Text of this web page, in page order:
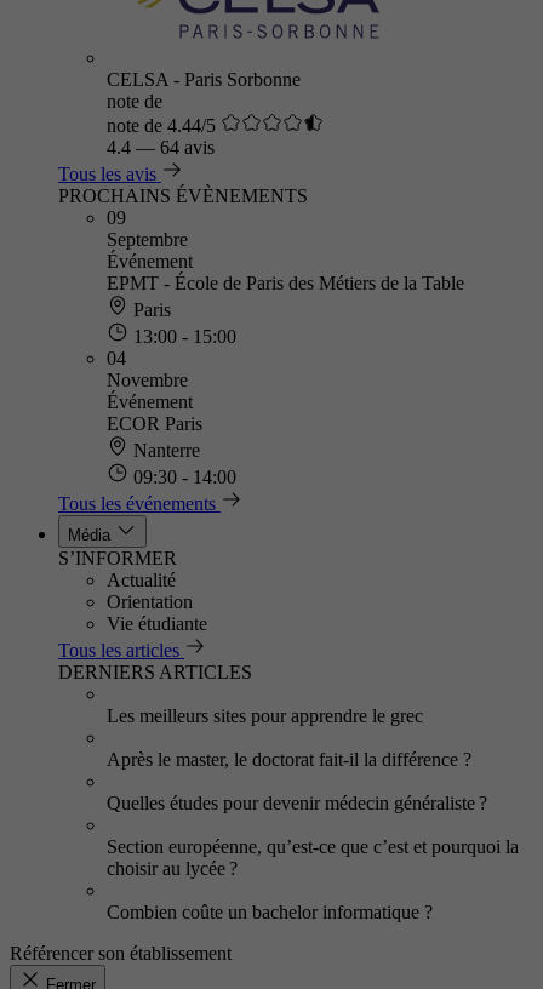
CELSA - Paris Sorbonne
note de
note de 4.44/5
4.4 — 64 avis
Tous les avis
PROCHAINS ÉVÈNEMENTS
09
Septembre
Événement
EPMT - École de Paris des Métiers de la Table
Paris
13:00 - 15:00
04
Novembre
Événement
ECOR Paris
Nanterre
09:30 - 14:00
Tous les événements
Média
S’INFORMER
Actualité
Orientation
Vie étudiante
Tous les articles
DERNIERS ARTICLES
Les meilleurs sites pour apprendre le grec
Après le master, le doctorat fait-il la différence ?
Quelles études pour devenir médecin généraliste ?
Section européenne, qu’est-ce que c’est et pourquoi la
choisir au lycée ?
Combien coûte un bachelor informatique ?
Référencer son établissement
Fermer